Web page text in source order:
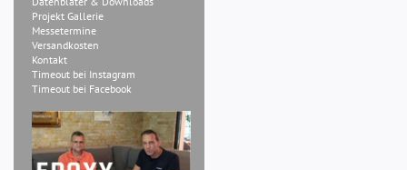
Projekt Gallerie
Messetermine
Versandkosten
Kontakt
Timeout bei Instagram
Timeout bei Facebook